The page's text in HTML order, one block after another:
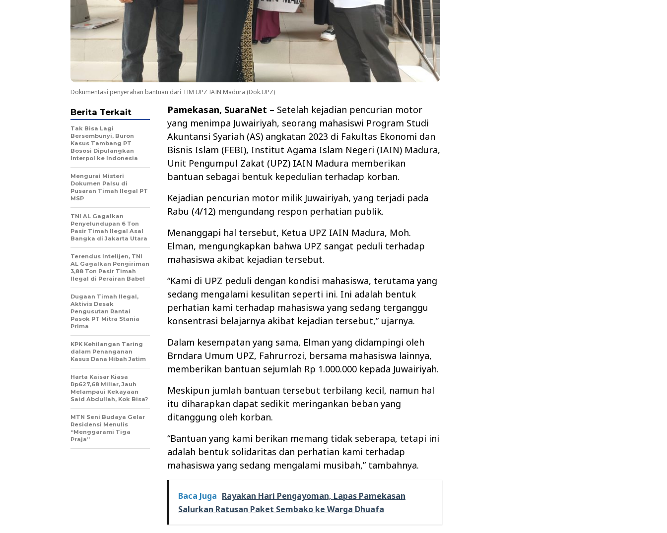
Dokumentasi penyerahan bantuan dari TIM UPZ IAIN Madura (Dok.UPZ)
Pamekasan, SuaraNet – Setelah kejadian pencurian motor
yang menimpa Juwairiyah, seorang mahasiswi Program Studi
Akuntansi Syariah (AS) angkatan 2023 di Fakultas Ekonomi dan
Bisnis Islam (FEBI), Institut Agama Islam Negeri (IAIN) Madura,
Unit Pengumpul Zakat (UPZ) IAIN Madura memberikan
bantuan sebagai bentuk kepedulian terhadap korban.
Kejadian pencurian motor milik Juwairiyah, yang terjadi pada
Rabu (4/12) mengundang respon perhatian publik.
Menanggapi hal tersebut, Ketua UPZ IAIN Madura, Moh.
Elman, mengungkapkan bahwa UPZ sangat peduli terhadap
mahasiswa akibat kejadian tersebut.
“Kami di UPZ peduli dengan kondisi mahasiswa, terutama yang
sedang mengalami kesulitan seperti ini. Ini adalah bentuk
perhatian kami terhadap mahasiswa yang sedang terganggu
konsentrasi belajarnya akibat kejadian tersebut,” ujarnya.
Dalam kesempatan yang sama, Elman yang didampingi oleh
Brndara Umum UPZ, Fahrurrozi, bersama mahasiswa lainnya,
memberikan bantuan sejumlah Rp 1.000.000 kepada Juwairiyah.
Meskipun jumlah bantuan tersebut terbilang kecil, namun hal
itu diharapkan dapat sedikit meringankan beban yang
ditanggung oleh korban.
“Bantuan yang kami berikan memang tidak seberapa, tetapi ini
adalah bentuk solidaritas dan perhatian kami terhadap
mahasiswa yang sedang mengalami musibah,” tambahnya.
Baca Juga Rayakan Hari Pengayoman, Lapas Pamekasan
Salurkan Ratusan Paket Sembako ke Warga Dhuafa
Berita Terkait
Tak Bisa Lagi
Bersembunyi, Buron
Kasus Tambang PT
Bososi Dipulangkan
Interpol ke Indonesia
Mengurai Misteri
Dokumen Palsu di
Pusaran Timah Ilegal PT
MSP
TNI AL Gagalkan
Penyelundupan 6 Ton
Pasir Timah Ilegal Asal
Bangka di Jakarta Utara
Terendus Intelijen, TNI
AL Gagalkan Pengiriman
3,88 Ton Pasir Timah
Ilegal di Perairan Babel
Dugaan Timah Ilegal,
Aktivis Desak
Pengusutan Rantai
Pasok PT Mitra Stania
Prima
KPK Kehilangan Taring
dalam Penanganan
Kasus Dana Hibah Jatim
Harta Kaisar Kiasa
Rp627,68 Miliar, Jauh
Melampaui Kekayaan
Said Abdullah, Kok Bisa?
MTN Seni Budaya Gelar
Residensi Menulis
“Menggarami Tiga
Praja”